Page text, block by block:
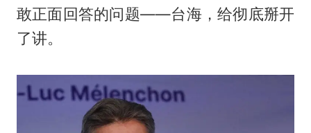
敢正面回答的问题——台海，给彻底掰开
了讲。